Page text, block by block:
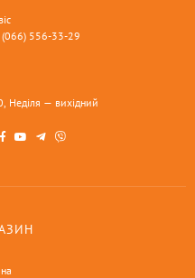
556-33-29
— вихідний